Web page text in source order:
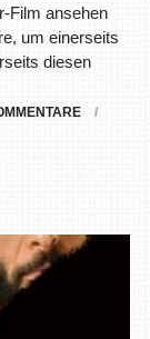
Film ansehen
um einerseits
diesen